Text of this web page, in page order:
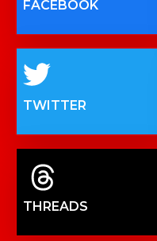
FACEBOOK
TWITTER
THREADS